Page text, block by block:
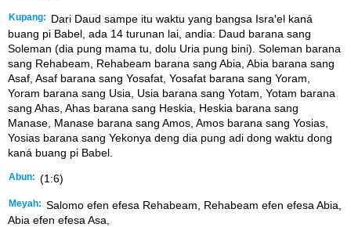
Kupang:
Dari Daud sampe itu waktu yang bangsa Israꞌel kaná
buang pi Babel, ada 14 turunan lai, andia: Daud barana sang
Soleman (dia pung mama tu, dolu Uria pung bini). Soleman barana
sang Rehabeam, Rehabeam barana sang Abia, Abia barana sang
Asaf, Asaf barana sang Yosafat, Yosafat barana sang Yoram,
Yoram barana sang Usia, Usia barana sang Yotam, Yotam barana
sang Ahas, Ahas barana sang Heskia, Heskia barana sang
Manase, Manase barana sang Amos, Amos barana sang Yosias,
Yosias barana sang Yekonya deng dia pung adi dong waktu dong
kaná buang pi Babel.
Abun: (1:6)
Meyah: Salomo efen efesa Rehabeam, Rehabeam efen efesa Abia,
Abia efen efesa Asa,